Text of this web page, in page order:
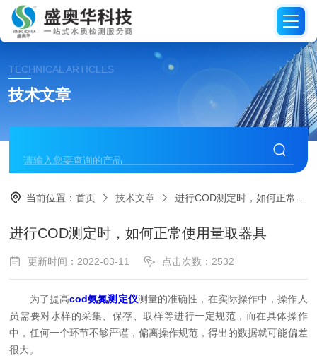
TECHNICAL ARTICLES
技术文章
当前位置：首页 技术文章 进行COD测定时，如何正常使用量取器具
进行COD测定时，如何正常使用量取器具
更新时间：2022-03-11 点击次数：2532
为了提高cod氨氮测定仪测量的准确性，在实际操作中，操作人
员需要对水样的采集、保存、取样等进行一定规范，而在具体操作
中，任何一个环节不够严谨，偏离操作规范，得出的数据就可能偏差
很大。